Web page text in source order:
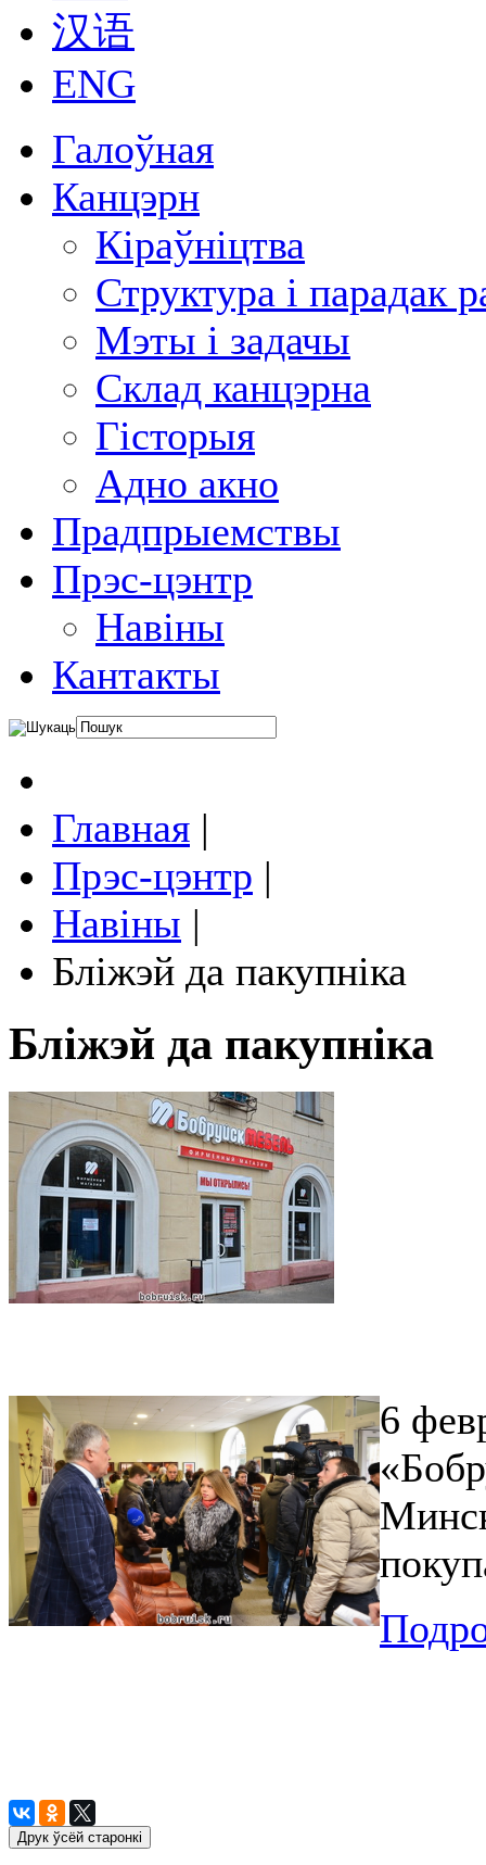
汉语
ENG
Галоўная
Канцэрн
Кіраўніцтва
Структура і парадак
Мэты і задачы
Склад канцэрна
Гісторыя
Адно акно
Прадпрыемствы
Прэс-цэнтр
Навіны
Кантакты
Главная |
Прэс-цэнтр |
Навіны |
Бліжэй да пакупніка
Бліжэй да пакупніка
6